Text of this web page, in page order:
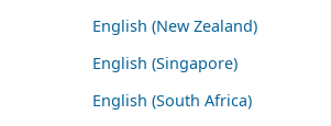
English (New Zealand)
English (Singapore)
English (South Africa)